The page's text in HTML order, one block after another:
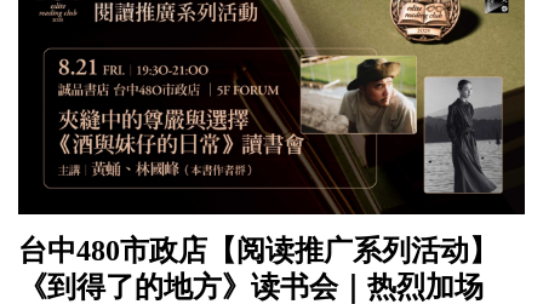
台中480市政店【阅读推广系列活动】
《到得了的地方》读书会｜热烈加场